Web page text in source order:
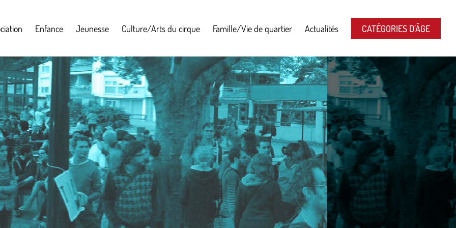
Enfance Jeunesse Culture/Arts du cirque Famille/Vie de quartier Actualités CATÉGORIES D’ÂGE